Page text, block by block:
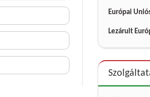
Európai
Lezárult